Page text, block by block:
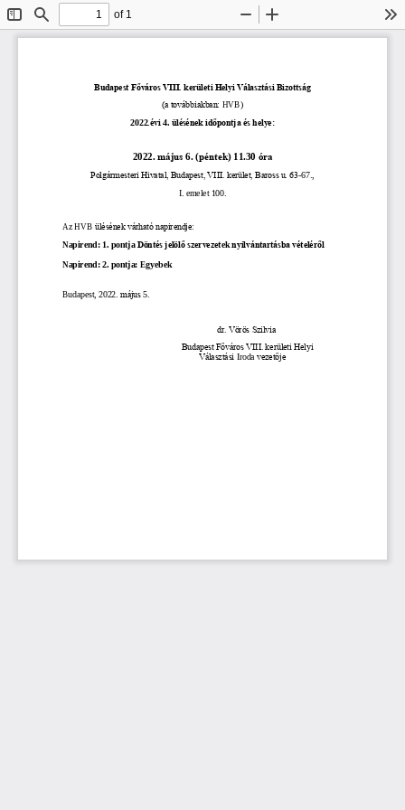
Toggle
Sidebar
Find
of 1
Zoom
Out
In
Budapest Főváros VIII. kerületi Helyi Választási Bizottság
(a továbbiakban: HVB)
2022.évi 4. ülésének időpontja és helye:
2022. május 6. (péntek) 1 1.30 óra
Polgármesteri Hivatal, Budapest, VIII. kerület, Baross u. 63-67.,
I. emelet 100
Az HVB ülésének várható napirendje:
Napirend: 1. pontja Döntés jelölő szervezetek nyilvántartásba vételéről
Napirend: 2. pontja: Egyebek
Budapest, 2022 május 5
dr. Vörös Szilvia
Budapest Főváros VIII. kerületi Helyi
Választási Iroda vezetője